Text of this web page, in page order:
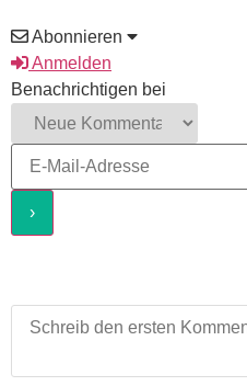
Abonnieren
Anmelden
Benachrichtigen bei